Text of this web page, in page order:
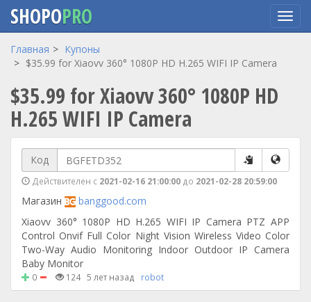
Перейти
содержанию
SHOPOPRO
Главная
Купоны
$35.99 for Xiaovv 360° 1080P HD H.265 WIFI IP Camera
$35.99 for Xiaovv 360° 1080P HD
H.265 WIFI IP Camera
Код
Действителен с 2021-02-16 21:00:00 до 2021-02-28 20:59:00
Магазин
banggood.com
Xiaovv 360° 1080P HD H.265 WIFI IP Camera PTZ APP
Control Onvif Full Color Night Vision Wireless Video Color
Two-Way Audio Monitoring Indoor Outdoor IP Camera
Baby Monitor
0 124 5 лет назад robot